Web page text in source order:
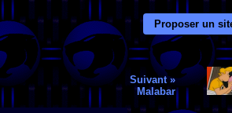
Proposer un
Suivant »
Malabar